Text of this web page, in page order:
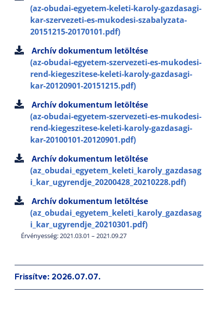
(az-obudai-egyetem-keleti-karoly-gazdasagi-
kar-szervezeti-es-mukodesi-szabalyzata-
20151215-20170101.pdf)
Archív dokumentum letöltése
(az-obudai-egyetem-szervezeti-es-mukodesi-
rend-kiegeszitese-keleti-karoly-gazdasagi-
kar-20120901-20151215.pdf)
Archív dokumentum letöltése
(az-obudai-egyetem-szervezeti-es-mukodesi-
rend-kiegeszitese-keleti-karoly-gazdasagi-
kar-20100101-20120901.pdf)
Archív dokumentum letöltése
(az_obudai_egyetem_keleti_karoly_gazdasag
i_kar_ugyrendje_20200428_20210228.pdf)
Archív dokumentum letöltése
(az_obudai_egyetem_keleti_karoly_gazdasag
i_kar_ugyrendje_20210301.pdf)
Érvényesség: 2021.03.01 – 2021.09.27
Frissítve: 2026.07.07.